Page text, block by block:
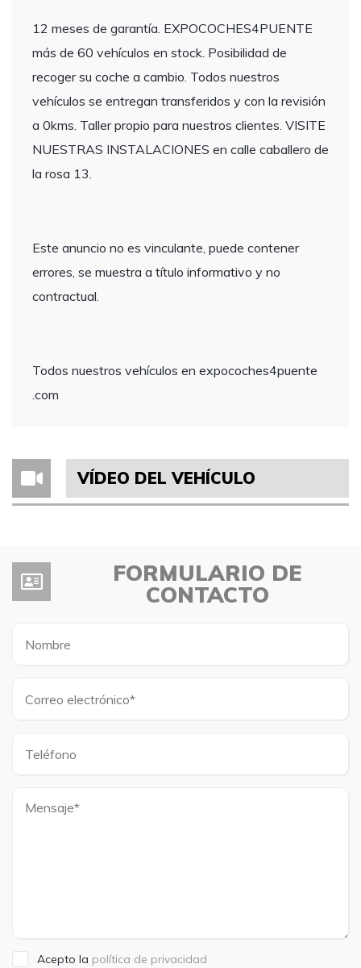
12 meses de garantía. EXPOCOCHES4PUENTE
más de 60 vehículos en stock. Posibilidad de
recoger su coche a cambio. Todos nuestros
vehículos se entregan transferidos y con la revisión
a 0kms. Taller propio para nuestros clientes. VISITE
NUESTRAS INSTALACIONES en calle caballero de
la rosa 13.
Este anuncio no es vinculante, puede contener
errores, se muestra a título informativo y no
contractual.
Todos nuestros vehículos en expocoches4puente
.com
VÍDEO DEL VEHÍCULO
FORMULARIO DE
CONTACTO
Acepto la política de privacidad